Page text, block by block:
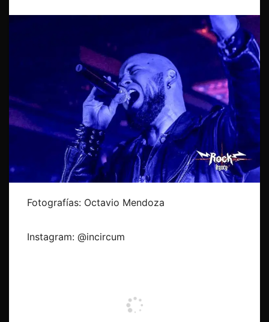
Fotografías: Octavio Mendoza
Instagram: @incircum